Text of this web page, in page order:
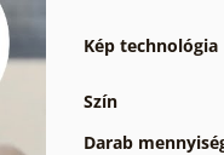
Kép technológia
Szín
Darab